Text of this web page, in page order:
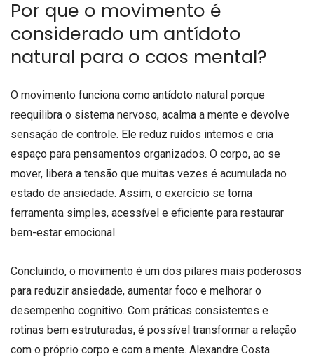
Por que o movimento é
considerado um antídoto
natural para o caos mental?
O movimento funciona como antídoto natural porque
reequilibra o sistema nervoso, acalma a mente e devolve
sensação de controle. Ele reduz ruídos internos e cria
espaço para pensamentos organizados. O corpo, ao se
mover, libera a tensão que muitas vezes é acumulada no
estado de ansiedade. Assim, o exercício se torna
ferramenta simples, acessível e eficiente para restaurar
bem-estar emocional.
Concluindo, o movimento é um dos pilares mais poderosos
para reduzir ansiedade, aumentar foco e melhorar o
desempenho cognitivo. Com práticas consistentes e
rotinas bem estruturadas, é possível transformar a relação
com o próprio corpo e com a mente. Alexandre Costa